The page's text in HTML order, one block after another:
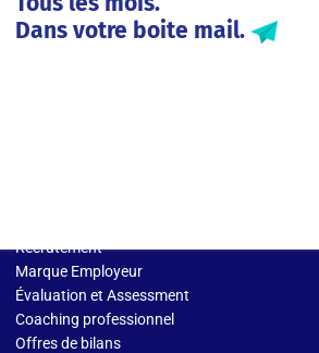
Dans votre boite mail.
Recrutement
Marque Employeur
Évaluation et Assessment
Coaching professionnel
Offres de bilans